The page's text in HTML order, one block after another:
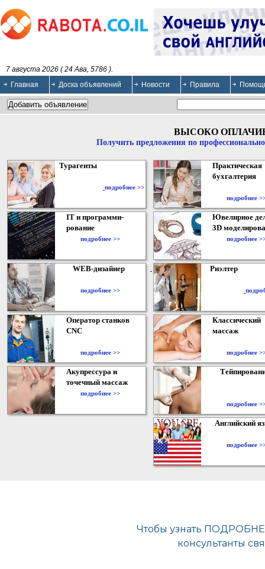
7 августа 2026 ( 24 Ава, 5786 ).
Главная
Доска объявлений Новости Правила
ВЫСОКО
Получить предложения по
Турагенты
подробнее >>
Практическая
бухгалтерия
подробнее
IT и программи-
рование
подробнее >>
Ювелирное
3D
подробнее
WEB-дизайнер
подробнее >>
Риэлтер
Оператор станков
CNC
подробнее >>
Классический
массаж
подробнее
Акупрессура и
точечный массаж
подробнее >>
подробнее
Английский
подробнее